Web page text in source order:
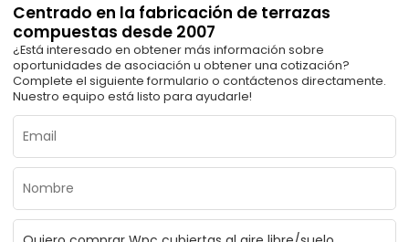
Centrado en la fabricación de terrazas
compuestas desde 2007
¿Está interesado en obtener más información sobre
oportunidades de asociación u obtener una cotización?
Complete el siguiente formulario o contáctenos directamente.
Nuestro equipo está listo para ayudarle!